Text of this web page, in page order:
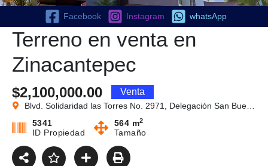
Facebook Instagram whatsApp
Terreno en venta en
Zinacantepec
$2,100,000.00 Venta
Blvd. Solidaridad las Torres No. 2971, Delegación San Buenaventura, 50110 Toluca de Lerdo, Méx., México
5341
ID Propiedad
564 m2
Tamaño